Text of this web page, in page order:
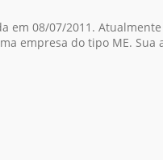
em 08/07/2011.
empresa do tipo ME.